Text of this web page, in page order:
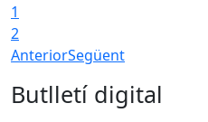
1
2
AnteriorSegüent
Butlletí digital